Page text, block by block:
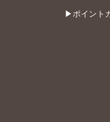
▶︎ポイント